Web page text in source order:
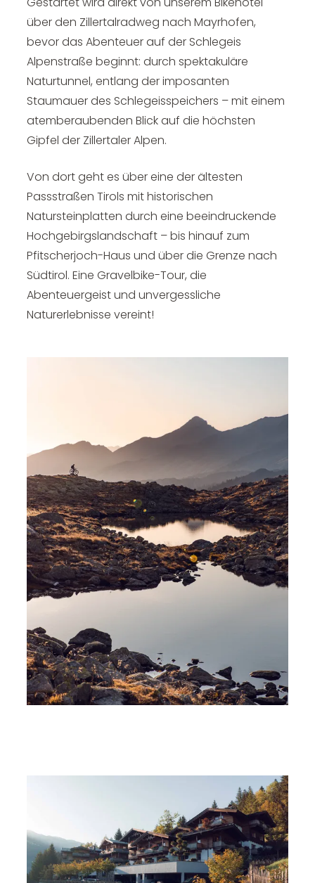
über den Zillertalradweg nach Mayrhofen,
bevor das Abenteuer auf der Schlegeis
Alpenstraße beginnt: durch spektakuläre
Naturtunnel, entlang der imposanten
Staumauer des Schlegeisspeichers – mit einem
atemberaubenden Blick auf die höchsten
Gipfel der Zillertaler Alpen.
Von dort geht es über eine der ältesten
Passstraßen Tirols mit historischen
Natursteinplatten durch eine beeindruckende
Hochgebirgslandschaft – bis hinauf zum
Pfitscherjoch-Haus und über die Grenze nach
Südtirol. Eine Gravelbike-Tour, die
Abenteuergeist und unvergessliche
Naturerlebnisse vereint!